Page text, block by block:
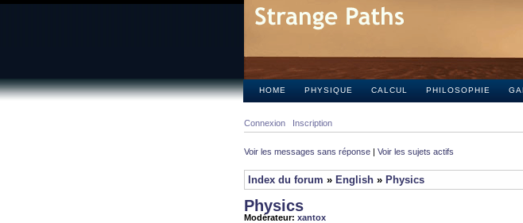
HOME PHYSIQUE CALCUL PHILOSOPHIE
Connexion Inscription
Voir les messages sans réponse | Voir les sujets actifs
Index du forum » English » Physics
Physics
Modérateur: xantox